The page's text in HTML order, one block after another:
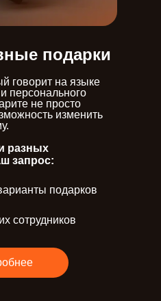
разных
запрос:
подарки
говорит на языке
персонального
не просто
изменить
подарков
сотрудников